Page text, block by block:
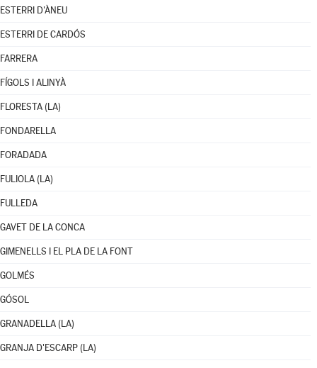
ESTERRI D'ÀNEU
ESTERRI DE CARDÓS
FARRERA
FÍGOLS I ALINYÀ
FLORESTA (LA)
FONDARELLA
FORADADA
FULIOLA (LA)
FULLEDA
GAVET DE LA CONCA
GIMENELLS I EL PLA DE LA FONT
GOLMÉS
GÓSOL
GRANADELLA (LA)
GRANJA D'ESCARP (LA)